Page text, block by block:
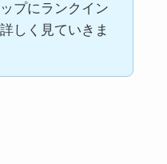
プにランクイン
しく見ていきま